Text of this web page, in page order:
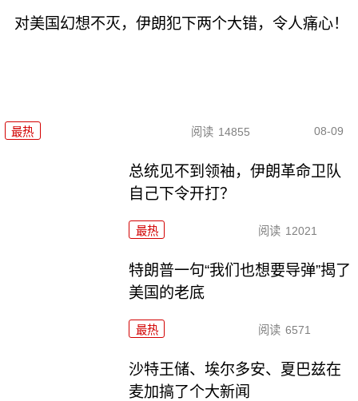
对美国幻想不灭，伊朗犯下两个大错，令人痛心！
最热 阅读 14855 08-09
总统见不到领袖，伊朗革命卫队
自己下令开打？
最热 阅读 12021
特朗普一句“我们也想要导弹”揭了
美国的老底
最热 阅读 6571
沙特王储、埃尔多安、夏巴兹在
麦加搞了个大新闻